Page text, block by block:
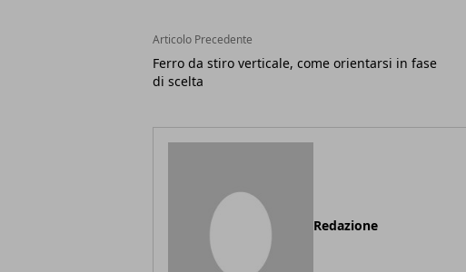
Articolo Precedente
Ferro da stiro verticale, come orientarsi in fase
di scelta
Redazione